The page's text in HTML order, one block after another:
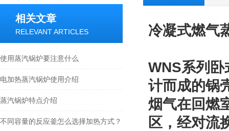
相关文章
RELEVANT ARTICLES
使用蒸汽锅炉要注意什么
电加热蒸汽锅炉使用介绍
蒸汽锅炉特点介绍
不同容量的反应釜怎么选择加热方式？
冷凝式燃气
WNS系列
计而成的锅
烟气在回燃
区，经对流